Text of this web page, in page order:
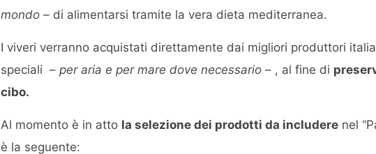
mondo – di alimentarsi tramite la vera dieta mediterranea.
I viveri verranno acquistati direttamente dai migliori produttori
speciali – per aria e per mare dove necessario – , al fine di
cibo.
Al momento è in atto la selezione dei prodotti da includere nel
è la seguente: